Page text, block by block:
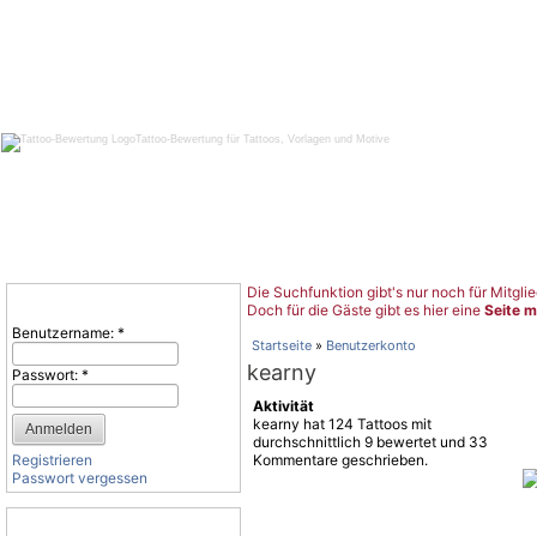
Tattoo-Bewertung für Tattoos, Vorlagen und Motive
Benutzername: *
Passwort: *
Registrieren
Passwort vergessen
Die Suchfunktion gibt's nur noch für
Doch für die Gäste gibt es hier eine Seite
Startseite » Benutzerkonto
kearny
Aktivität
kearny hat 124 Tattoos mit
durchschnittlich 9 bewertet und 33
Kommentare geschrieben.